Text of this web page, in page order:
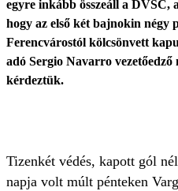
egyre inkább összeáll a DVSC,
hogy az első két bajnokin négy
Ferencvárostól kölcsönvett
adó Sergio Navarro
kérdeztük.
Tizenkét védés, kapott gól
napja volt múlt pénteken